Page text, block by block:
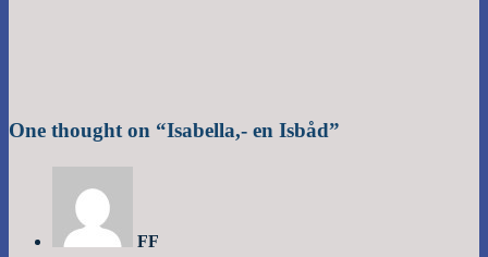
One thought on “Isabella,- en Isbåd”
FF